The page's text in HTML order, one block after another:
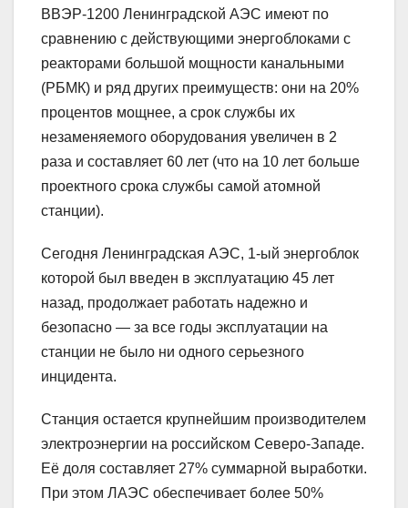
ВВЭР-1200 Ленинградской АЭС имеют по
сравнению с действующими энергоблоками с
реакторами большой мощности канальными
(РБМК) и ряд других преимуществ: они на 20%
процентов мощнее, а срок службы их
незаменяемого оборудования увеличен в 2
раза и составляет 60 лет (что на 10 лет больше
проектного срока службы самой атомной
станции).
Сегодня Ленинградская АЭС, 1-ый энергоблок
которой был введен в эксплуатацию 45 лет
назад, продолжает работать надежно и
безопасно — за все годы эксплуатации на
станции не было ни одного серьезного
инцидента.
Станция остается крупнейшим производителем
электроэнергии на российском Северо-Западе.
Её доля составляет 27% суммарной выработки.
При этом ЛАЭС обеспечивает более 50%